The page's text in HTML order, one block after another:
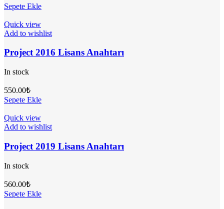
Sepete Ekle
Quick view
Add to wishlist
Project 2016 Lisans Anahtarı
In stock
550.00₺
Sepete Ekle
Quick view
Add to wishlist
Project 2019 Lisans Anahtarı
In stock
560.00₺
Sepete Ekle